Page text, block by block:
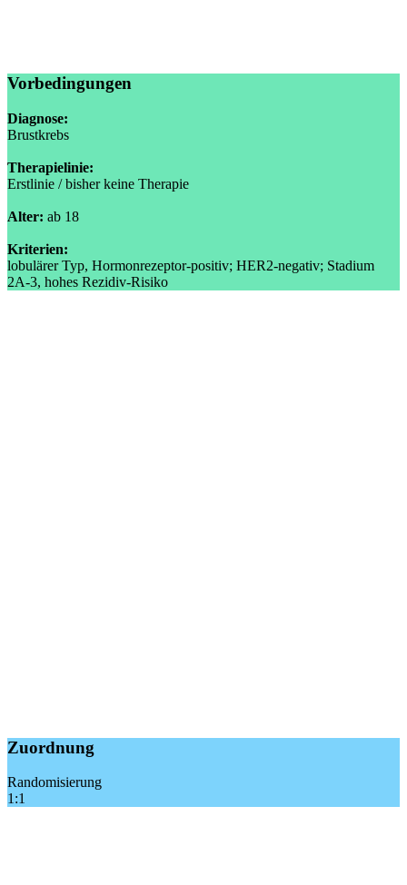
Vorbedingungen
Diagnose:
Brustkrebs
Therapielinie:
Erstlinie / bisher keine Therapie
Alter: ab 18
Kriterien:
lobulärer Typ, Hormonrezeptor-positiv; HER2-negativ; Stadium
2A-3, hohes Rezidiv-Risiko
Zuordnung
Randomisierung
1:1